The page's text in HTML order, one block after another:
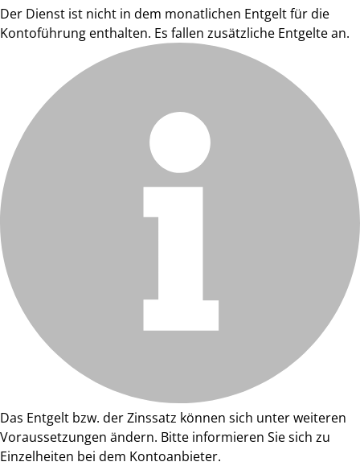
Der Dienst ist nicht in dem monatlichen Entgelt für die
Kontoführung enthalten. Es fallen zusätzliche Entgelte an.
Das Entgelt bzw. der Zinssatz können sich unter weiteren
Voraussetzungen ändern. Bitte informieren Sie sich zu
Einzelheiten bei dem Kontoanbieter.